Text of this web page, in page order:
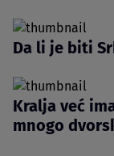
Da li je biti
Kralja već
mnogo